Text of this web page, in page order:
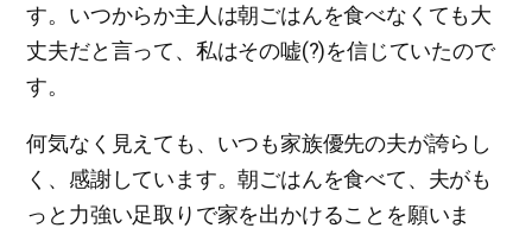
す。いつからか主人は朝ごはんを食べなくても大
丈夫だと言って、私はその嘘(?)を信じていたので
す。
何気なく見えても、いつも家族優先の夫が誇らし
く、感謝しています。朝ごはんを食べて、夫がも
っと力強い足取りで家を出かけることを願いま